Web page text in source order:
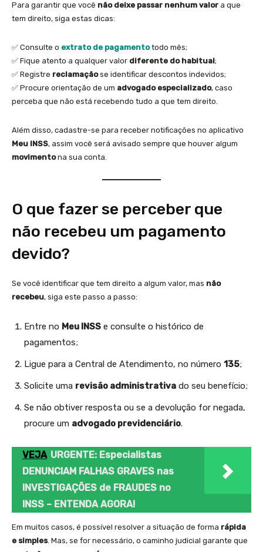
Para garantir que você não deixe passar nenhum valor a que
tem direito, siga estas dicas:
✅ Consulte o extrato de pagamentotodo mês;
✅ Fique atento a qualquer valor diferente do habitual;
✅ Registre reclamaçãose identificar descontos indevidos;
✅ Procure orientação de um advogado especializado, caso
perceba que não está recebendo tudo a que tem direito.
Além disso, cadastre-se para receber notificações no aplicativo
Meu INSS, assim você será avisado sempre que houver algum
movimentona sua conta.
O que fazer se perceber que
não recebeu um pagamento
devido?
Se você identificar que tem direito a algum valor, mas não
recebeu, siga este passo a passo:
Entre no Meu INSS e consulte o histórico de
pagamentos;
Ligue para a Central de Atendimento, no número 135;
Solicite uma revisão administrativa do seu benefício;
Se não obtiver resposta ou se a devolução for negada,
procure um advogado previdenciário.
VEJA URGENTE: Especialistas
DENUNCIAM FALHAS GRAVES nas
INVESTIGAÇÕES de FRAUDES no
INSS – ENTENDA AGORA!
Em muitos casos, é possível resolver a situação de forma rápida
e simples. Mas, se for necessário, o caminho judicial garante que